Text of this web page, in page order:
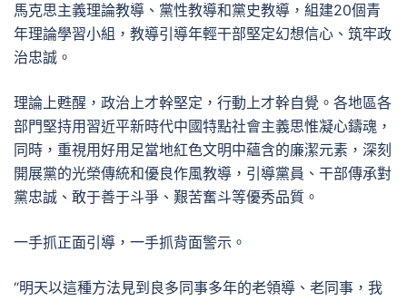
馬克思主義理論教導、黨性教導和黨史教導，組建20個青
年理論學習小組，教導引導年輕干部堅定幻想信心、筑牢政
治忠誠。
理論上甦醒，政治上才幹堅定，行動上才幹自覺。各地區各
部門堅持用習近平新時代中國特點社會主義思惟凝心鑄魂，
同時，重視用好用足當地紅色文明中蘊含的廉潔元素，深刻
開展黨的光榮傳統和優良作風教導，引導黨員、干部傳承對
黨忠誠、敢于善于斗爭、艱苦奮斗等優秀品質。
一手抓正面引導，一手抓背面警示。
“明天以這種方法見到良多同事多年的老領導、老同事，我